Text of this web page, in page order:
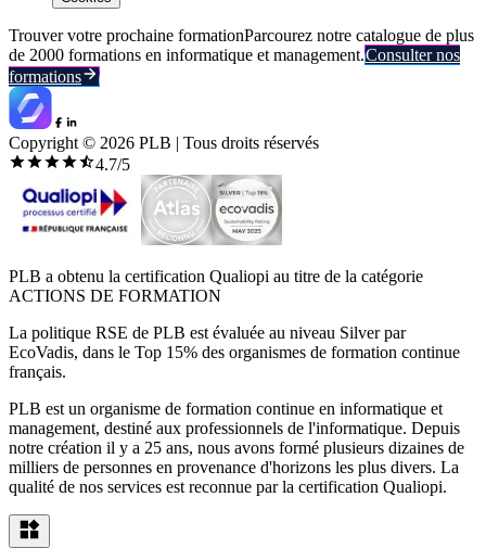
Trouver votre prochaine formationParcourez notre catalogue de plus
de 2000 formations en informatique et management.Consulter nos
formations
Copyright © 2026 PLB | Tous droits réservés
4.7/5
PLB a obtenu la certification Qualiopi au titre de la catégorie
ACTIONS DE FORMATION
La politique RSE de PLB est évaluée au niveau Silver par
EcoVadis, dans le Top 15% des organismes de formation continue
français.
PLB est un organisme de formation continue en informatique et
management, destiné aux professionnels de l'informatique. Depuis
notre création il y a 25 ans, nous avons formé plusieurs dizaines de
milliers de personnes en provenance d'horizons les plus divers. La
qualité de nos services est reconnue par la certification Qualiopi.